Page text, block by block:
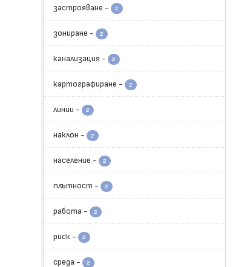
застрояване - 2
зониране - 2
канализация - 2
картографиране - 2
линии - 2
наклон - 2
население - 2
плътност - 2
работа - 2
риск - 2
среда - 2